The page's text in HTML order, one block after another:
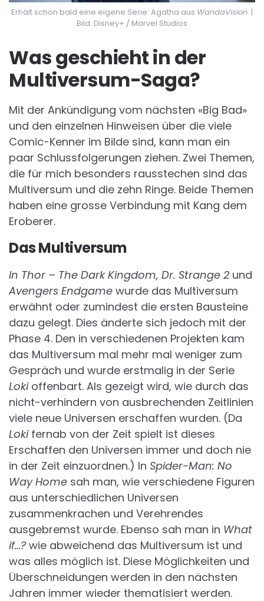
Erhält schon bald eine eigene Serie: Agatha aus WandaVision. |
Bild: Disney+ / Marvel Studios
Was geschieht in der
Multiversum-Saga?
Mit der Ankündigung vom nächsten «Big Bad»
und den einzelnen Hinweisen über die viele
Comic-Kenner im Bilde sind, kann man ein
paar Schlussfolgerungen ziehen. Zwei Themen,
die für mich besonders rausstechen sind das
Multiversum und die zehn Ringe. Beide Themen
haben eine grosse Verbindung mit Kang dem
Eroberer.
Das Multiversum
In Thor – The Dark Kingdom, Dr. Strange 2 und
Avengers Endgame wurde das Multiversum
erwähnt oder zumindest die ersten Bausteine
dazu gelegt. Dies änderte sich jedoch mit der
Phase 4. Den in verschiedenen Projekten kam
das Multiversum mal mehr mal weniger zum
Gespräch und wurde erstmalig in der Serie
Lokioffenbart. Als gezeigt wird, wie durch das
nicht-verhindern von ausbrechenden Zeitlinien
viele neue Universen erschaffen wurden. (Da
Lokifernab von der Zeit spielt ist dieses
Erschaffen den Universen immer und doch nie
in der Zeit einzuordnen.) In Spider-Man: No
Way Home sah man, wie verschiedene Figuren
aus unterschiedlichen Universen
zusammenkrachen und Verehrendes
ausgebremst wurde. Ebenso sah man in What
if…?wie abweichend das Multiversum ist und
was alles möglich ist. Diese Möglichkeiten und
Überschneidungen werden in den nächsten
Jahren immer wieder thematisiert werden.